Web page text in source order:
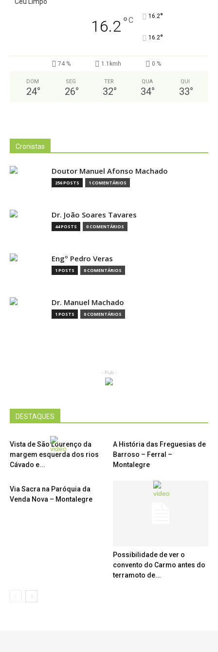
16.2°C 16.2°
16.2°
74 % 1.1kmh 0 %
DOM
24°
SEG
26°
TER
32°
QUA
34°
QUI
33°
Cronistas
Doutor Manuel Afonso Machado
256 POSTS 1 COMENTÁRIOS
Dr. João Soares Tavares
44 POSTS 0 COMENTÁRIOS
Engº Pedro Veras
1 POSTS 0 COMENTÁRIOS
Dr. Manuel Machado
1 POSTS 0 COMENTÁRIOS
- Pub -
DESTAQUES
Vista de São Lourenço da
margem esquerda dos rios
Cávado e...
A História das Freguesias de
Barroso – Ferral –
Montalegre
Via Sacra na Paróquia da
Venda Nova – Montalegre
Possibilidade de ver o
convento do Carmo antes do
terramoto de...